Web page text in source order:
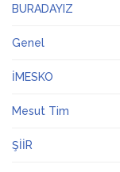
BURADAYIZ
Genel
İMESKO
Mesut Tim
ŞİİR